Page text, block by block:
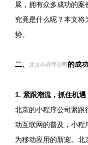
展，拥有众多成功的
究竟是什么呢？本文
势。
二、 北京小程序公司 的成
1. 紧跟潮流，抓住机遇
北京的小程序公司紧跟
动互联网的普及，小程
为移动应用的新宠。